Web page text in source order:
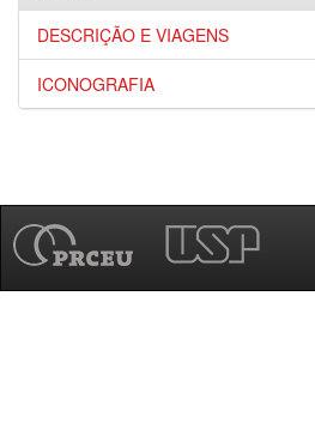
DESCRIÇÃO E VIAGENS
ICONOGRAFIA